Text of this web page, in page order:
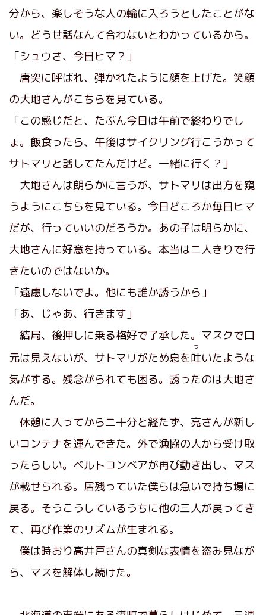
分から、楽しそうな人の輪に入ろうとしたことがな
い。どうせ話なんて合わないとわかっているから。
「シュウさ、今日ヒマ？」
唐突に呼ばれ、弾かれたように顔を上げた。笑顔
の大地さんがこちらを見ている。
「この感じだと、たぶん今日は午前で終わりでし
ょ。飯食ったら、午後はサイクリング行こうかって
サトマリと話してたんだけど。一緒に行く？」
大地さんは朗らかに言うが、サトマリは出方を窺
うようにこちらを見ている。今日どころか毎日ヒマ
だが、行っていいのだろうか。あの子は明らかに、
大地さんに好意を持っている。本当は二人きりで行
きたいのではないか。
「遠慮しないでよ。他にも誰か誘うから」
「あ、じゃあ、行きます」
結局、後押しに乗る格好で了承した。マスクで口
元は見えないが、サトマリがため息を吐
つ
いたような
気がする。残念がられても困る。誘ったのは大地さ
んだ。
休憩に入ってから二十分と経たず、亮さんが新し
いコンテナを運んできた。外で漁協の人から受け取
ったらしい。ベルトコンベアが再び動き出し、マス
が載せられる。居残っていた僕らは急いで持ち場に
戻る。そうこうしているうちに他の三人が戻ってき
て、再び作業のリズムが生まれる。
僕は時おり高井戸さんの真剣な表情を盗み見なが
ら、マスを解体し続けた。